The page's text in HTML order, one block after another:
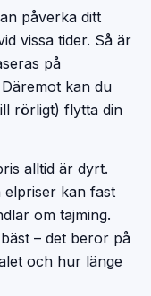
påverka ditt
vissa tider. Så är
på
kan du
rörligt) flytta din
alltid är dyrt.
elpriser kan fast
om tajming.
– det beror på
och hur länge